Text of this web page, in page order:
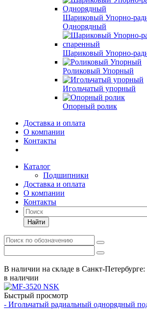
Шариковый Упорно-
Однорядный
Шариковый Упорно-
Роликовый Упорный
Игольчатый упорный
Опорный ролик
Доставка и оплата
О компании
Контакты
Каталог
Подшипники
Доставка и оплата
О компании
Контакты
Найти
В наличии на складе в Санкт-Петербурге:
в наличии
Быстрый просмотр
- Игольчатый радиальный однорядный